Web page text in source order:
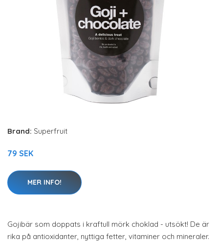
Brand: Superfruit
79 SEK
MER INFO!
Gojibär som doppats i kraftull mörk choklad - utsökt! De är
rika på antioxidanter, nyttiga fetter, vitaminer och mineraler.